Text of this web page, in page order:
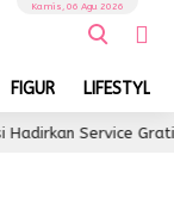
FIGUR LIFESTYLE
Kamis, 06 Agu 2026
Gratis, Hiburan,